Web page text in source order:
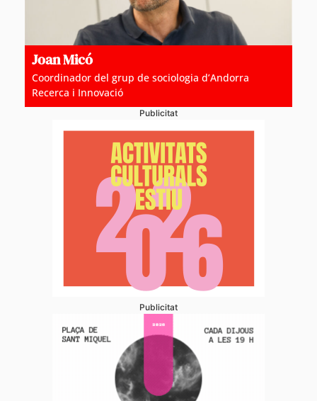
Joan Micó
Coordinador del grup de sociologia d’Andorra
Recerca i Innovació
Publicitat
Publicitat